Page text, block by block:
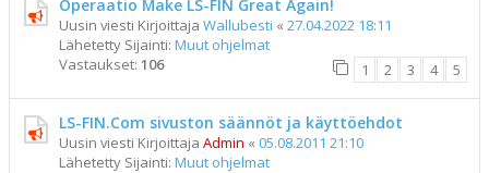
Operaatio Make LS-FIN Great Again!
Uusin viesti Kirjoittaja Wallubesti « 27.04.2022 18:11
Lähetetty Sijainti: Muut ohjelmat
Vastaukset: 106 1 2 3 4 5
LS-FIN.Com sivuston säännöt ja käyttöehdot
Uusin viesti Kirjoittaja Admin « 05.08.2011 21:10
Lähetetty Sijainti: Muut ohjelmat